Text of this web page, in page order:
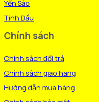
Yến Sào
Tinh Dầu
Chính sách
Chính sách đổi trả
Chính sách giao hàng
Hướng dẫn mua hàng